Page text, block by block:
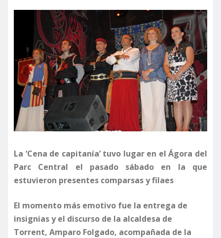
La ‘Cena de capitanía’ tuvo lugar en el Ágora del
Parc Central el pasado sábado en la que
estuvieron presentes comparsas y filaes
El momento más emotivo fue la entrega de
insignias y el discurso de la alcaldesa de
Torrent, Amparo Folgado, acompañada de la